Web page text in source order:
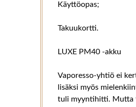
Käyttöopas;
Takuukortti.
LUXE PM40 -akku
Vaporesso-yhtiö ei
lisäksi myös
tuli myyntihitti. Mutta